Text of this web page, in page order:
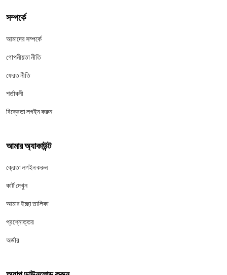
সম্পর্কে
আমাদের সম্পর্কে
গোপনীয়তা নীতি
ফেরত নীতি
শর্তাবলী
বিক্রেতা লগইন করুন
আমার অ্যাকাউন্ট
ক্রেতা লগইন করুন
কার্ট দেখুন
আমার ইচ্ছা তালিকা
প্রশ্নোত্তর
অর্ডার